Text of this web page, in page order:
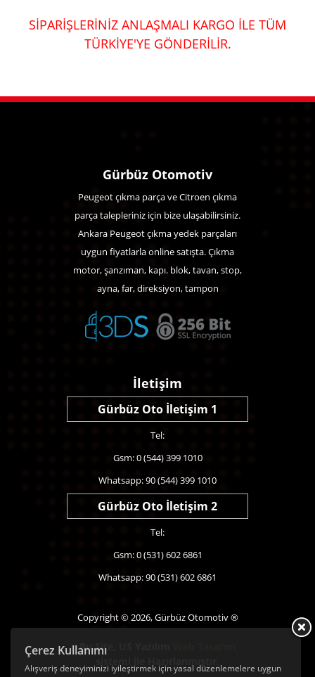
SİPARİŞLERİNİZ ANLAŞMALI KARGO İLE TÜM
TÜRKİYE'YE GÖNDERİLİR.
Çerez Kullanımı
Alışveriş deneyiminizi iyileştirmek için yasal düzenlemelere uygun
Gürbüz Otomotiv
Peugeot çıkma parça ve Citroen çıkma
parça talepleriniz için bize ulaşabilirsiniz.
Ankara Peugeot çıkma yedek parçaları
uygun fiyatlarla online satışta. Çıkma
motor, şanzıman, kapı. blok, tavan, stop,
ayna, far, direksiyon, tampon
İletişim
Gürbüz Oto İletişim 1
Tel:
Gsm: 0 (544) 399 1010
Whatsapp: 90 (544) 399 1010
Gürbüz Oto İletişim 2
Tel:
Gsm: 0 (531) 602 6861
Whatsapp: 90 (531) 602 6861
Copyright © 2026, Gürbüz Otomotiv ®
Bu Site,